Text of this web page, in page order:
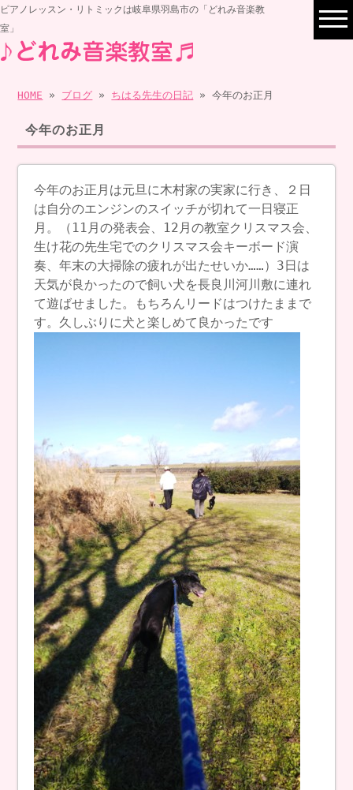
ピアノレッスン・リトミックは岐阜県羽島市の「どれみ音楽教
室」
HOME » ブログ » ちはる先生の日記 » 今年のお正月
今年のお正月
今年のお正月は元旦に木村家の実家に行き、２日
は自分のエンジンのスイッチが切れて一日寝正
月。（11月の発表会、12月の教室クリスマス会、
生け花の先生宅でのクリスマス会キーボード演
奏、年末の大掃除の疲れが出たせいか……）3日は
天気が良かったので飼い犬を長良川河川敷に連れ
て遊ばせました。もちろんリードはつけたままで
す。久しぶりに犬と楽しめて良かったです